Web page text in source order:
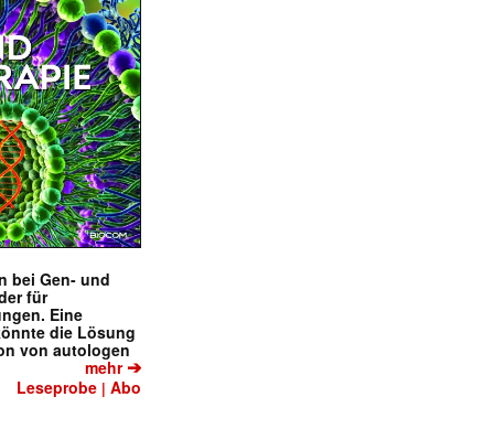
bei Gen- und
für
Eine
die Lösung
von autologen
mehr➔
Leseprobe |Abo